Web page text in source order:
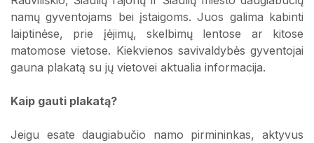
namų gyventojams bei įstaigoms. Juos galima kabinti
laiptinėse, prie įėjimų, skelbimų lentose ar kitose
matomose vietose. Kiekvienos savivaldybės gyventojai
gauna plakatą su jų vietovei aktualia informacija.
Kaip gauti plakatą?
Jeigu esate daugiabučio namo pirmininkas, aktyvus